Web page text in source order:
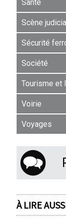
Santé
Scène
Sécurité
Société
Tourisme et
Voirie
Voyages
À LIRE